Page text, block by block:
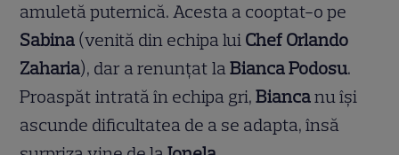
amuletă puternică. Acesta a cooptat-o pe
Sabina (venită din echipa lui Chef Orlando
Zaharia), dar a renunțat laBianca Podosu.
Proaspăt intrată în echipa gri,Biancanu își
ascunde dificultatea de a se adapta, însă